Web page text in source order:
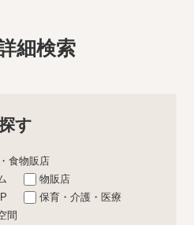
細検索
す
食物販店
物販店
保育・介護・医療
間